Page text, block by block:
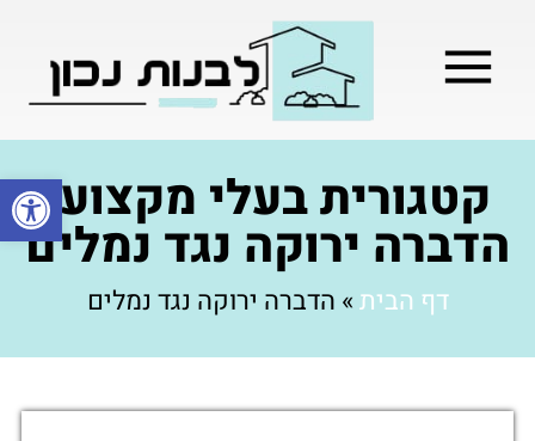
פתחקטגורית בעלי מקצוע:
הדברה ירוקה נגד נמלים
דף הבית» הדברה ירוקה נגד נמלים